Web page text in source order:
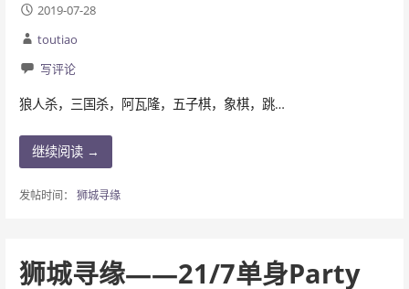
2019-07-28
toutiao
写评论
狼人杀，三国杀，阿瓦隆，五子棋，象棋，跳…
继续阅读 →
发帖时间： 狮城寻缘
狮城寻缘——21/7单身Party